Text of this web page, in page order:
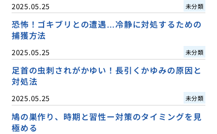
2025.05.25 未分類
恐怖！ゴキブリとの遭遇…冷静に対処するための
捕獲方法
2025.05.25 未分類
足首の虫刺されがかゆい！長引くかゆみの原因と
対処法
2025.05.25 未分類
鳩の巣作り、時期と習性ー対策のタイミングを見
極める